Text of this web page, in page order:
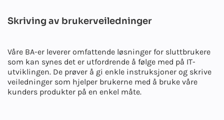
Skriving av brukerveiledninger
Våre BA-er leverer omfattende løsninger for sluttbrukere
som kan synes det er utfordrende å følge med på IT-
utviklingen. De prøver å gi enkle instruksjoner og skrive
veiledninger som hjelper brukerne med å bruke våre
kunders produkter på en enkel måte.